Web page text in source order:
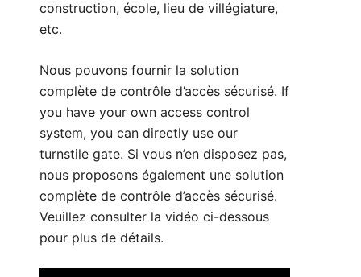
construction, école, lieu de villégiature,
etc.
Nous pouvons fournir la solution
complète de contrôle d’accès sécurisé. If
you have your own access control
system, you can directly use our
turnstile gate. Si vous n’en disposez pas,
nous proposons également une solution
complète de contrôle d’accès sécurisé.
Veuillez consulter la vidéo ci-dessous
pour plus de détails.